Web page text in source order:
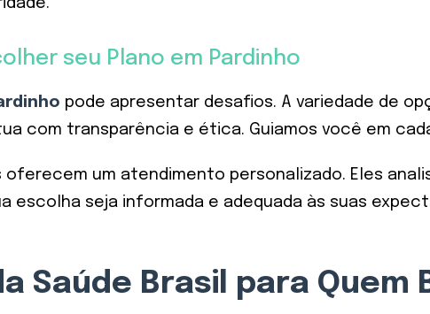
seu Plano em Pardinho
pode apresentar desafios. A variedade de
com transparência e ética. Guiamos você em
um atendimento personalizado. Eles
escolha seja informada e adequada às suas
Saúde Brasil para Quem